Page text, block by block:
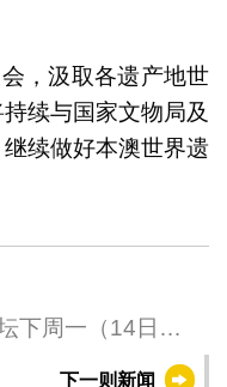
，汲取各遗产地世
续与国家文物局及
续做好本澳世界遗
下周一（14日）
下一则新闻